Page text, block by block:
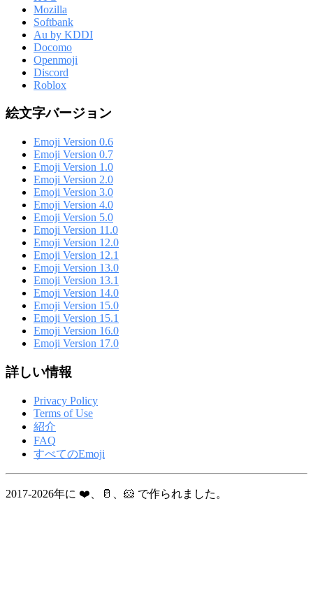
Mozilla
Softbank
Au by KDDI
Docomo
Openmoji
Discord
Roblox
絵文字バージョン
Emoji Version 0.6
Emoji Version 0.7
Emoji Version 1.0
Emoji Version 2.0
Emoji Version 3.0
Emoji Version 4.0
Emoji Version 5.0
Emoji Version 11.0
Emoji Version 12.0
Emoji Version 12.1
Emoji Version 13.0
Emoji Version 13.1
Emoji Version 14.0
Emoji Version 15.0
Emoji Version 15.1
Emoji Version 16.0
Emoji Version 17.0
詳しい情報
Privacy Policy
Terms of Use
紹介
FAQ
すべてのEmoji
2017-2026年に ❤️、🥛、🐹 で作られました。